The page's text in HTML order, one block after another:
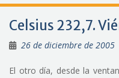
Celsius 232,7.
26 de diciembre de 2005
El otro día, desde la